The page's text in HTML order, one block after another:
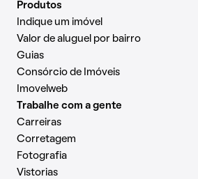
Produtos
Indique um imóvel
Valor de aluguel por bairro
Guias
Consórcio de Imóveis
Imovelweb
Trabalhe com a gente
Carreiras
Corretagem
Fotografia
Vistorias